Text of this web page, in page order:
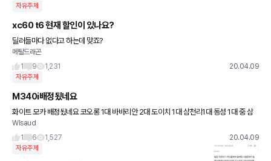
자유주제
xc60 t6 현재 할인이 있나요?
딜러들마다 없다고 하는데 맞죠?
메탈드래곤
1
9 1,231 20.04.09
자유주제
M340i배정됬네요
화이트 모카 배정됬네요 코오롱 1대 바바리안 2대 도이치 1대 삼천리1대 동성 1대 중 삼
천리에 배정받았네요 나머지 계약금은 혹시모르니 입항되기전 프로모션비교하고 빼야겠
죠?
Wlsaud
1
6 1,527 20.04.09
자유주제